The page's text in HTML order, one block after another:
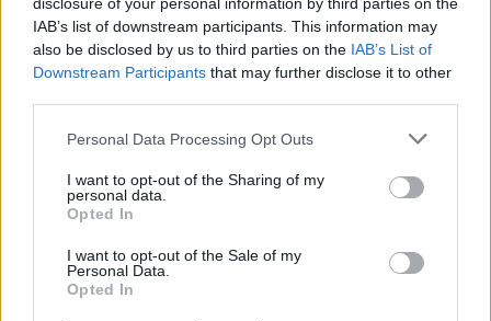
IAB’s list of downstream participants. This information may
also be disclosed by us to third parties on the IAB’s List of
Downstream Participants that may further disclose it to other
Please note that this website/app uses one or more Google
not limited to your visit or usage behaviour. You may click to
grant or deny consent to Google and its third-party tags to
use your data for below specified purposes in below Google
consent section.
Personal Data Processing Opt Outs
I want to opt-out of the Sharing of my
personal data.
Opted In
I want to opt-out of the Sale of my
Personal Data.
Opted In